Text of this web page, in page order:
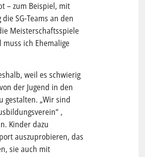
– zum Beispiel, mit
SG-Teams an den
Meisterschaftsspiele
muss ich Ehemalige
weil es schwierig
der Jugend in den
gestalten. „Wir sind
,
Kinder dazu
auszuprobieren, das
sie auch mit